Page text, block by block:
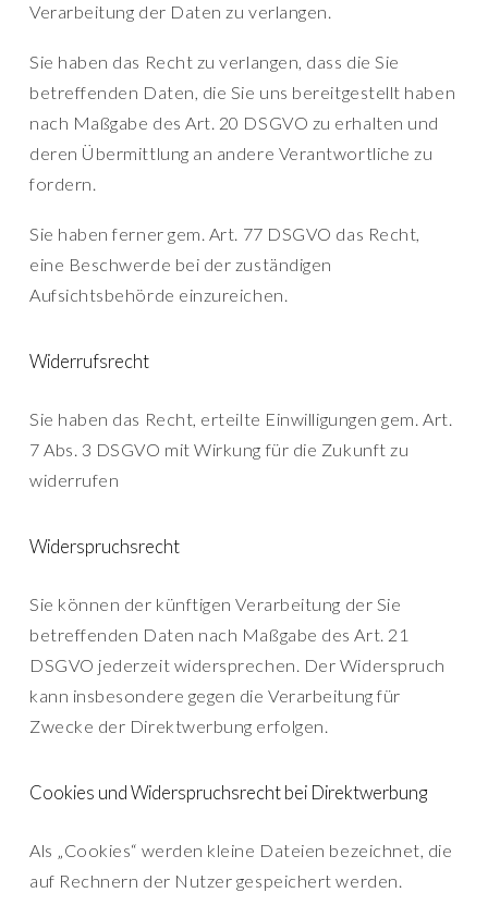
Verarbeitung der Daten zu verlangen.
Sie haben das Recht zu verlangen, dass die Sie
betreffenden Daten, die Sie uns bereitgestellt haben
nach Maßgabe des Art. 20 DSGVO zu erhalten und
deren Übermittlung an andere Verantwortliche zu
fordern.
Sie haben ferner gem. Art. 77 DSGVO das Recht,
eine Beschwerde bei der zuständigen
Aufsichtsbehörde einzureichen.
Widerrufsrecht
Sie haben das Recht, erteilte Einwilligungen gem. Art.
7 Abs. 3 DSGVO mit Wirkung für die Zukunft zu
widerrufen
Widerspruchsrecht
Sie können der künftigen Verarbeitung der Sie
betreffenden Daten nach Maßgabe des Art. 21
DSGVO jederzeit widersprechen. Der Widerspruch
kann insbesondere gegen die Verarbeitung für
Zwecke der Direktwerbung erfolgen.
Cookies und Widerspruchsrecht bei Direktwerbung
Als „Cookies“ werden kleine Dateien bezeichnet, die
auf Rechnern der Nutzer gespeichert werden.